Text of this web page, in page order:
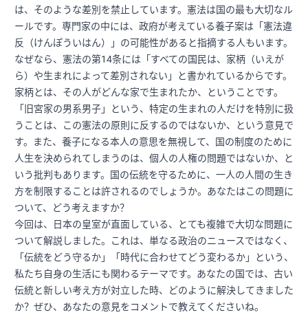
は、そのような差別を禁止しています。憲法は国の最も大切なル
ールです。専門家の中には、政府が考えている養子案は「憲法違
反（けんぽういはん）」の可能性があると指摘する人もいます。
なぜなら、憲法の第14条には「すべての国民は、家柄（いえが
ら）や生まれによって差別されない」と書かれているからです。
家柄とは、その人がどんな家で生まれたか、ということです。
「旧宮家の男系男子」という、特定の生まれの人だけを特別に扱
うことは、この憲法の原則に反するのではないか、という意見で
す。また、養子になる本人の意思を無視して、国の制度のために
人生を決められてしまうのは、個人の人権の問題ではないか、と
いう批判もあります。国の伝統を守るために、一人の人間の生き
方を制限することは許されるのでしょうか。あなたはこの問題に
ついて、どう考えますか？
今回は、日本の皇室が直面している、とても複雑で大切な問題に
ついて解説しました。これは、単なる政治のニュースではなく、
「伝統をどう守るか」「時代に合わせてどう変わるか」という、
私たち自身の生活にも関わるテーマです。あなたの国では、古い
伝統と新しい考え方が対立した時、どのように解決してきました
か？ぜひ、あなたの意見をコメントで教えてくださいね。